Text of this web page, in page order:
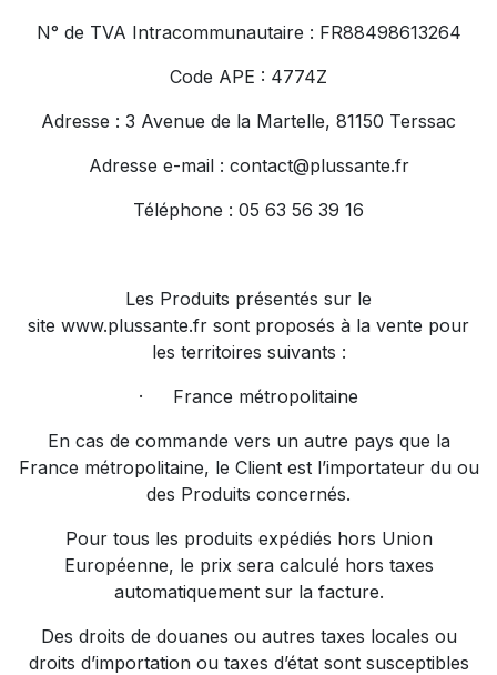
N° de TVA Intracommunautaire : FR88498613264
Code APE : 4774Z
Adresse : 3 Avenue de la Martelle, 81150 Terssac
Adresse e-mail : contact@plussante.fr
Téléphone : 05 63 56 39 16
Les Produits présentés sur le
site www.plussante.fr sont proposés à la vente pour
les territoires suivants :
·
France métropolitaine
En cas de commande vers un autre pays que la
France métropolitaine, le Client est l’importateur du ou
des Produits concernés.
Pour tous les produits expédiés hors Union
Européenne, le prix sera calculé hors taxes
automatiquement sur la facture.
Des droits de douanes ou autres taxes locales ou
droits d’importation ou taxes d’état sont susceptibles